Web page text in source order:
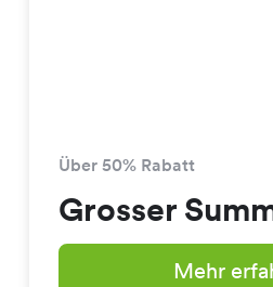
Über 50% Rabatt
Grosser
Mehr